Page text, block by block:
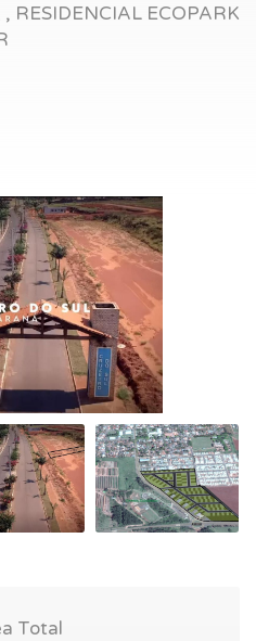
RESIDENCIAL ECOPARK
Total